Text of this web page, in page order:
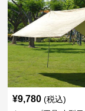
¥9,780 (税込)